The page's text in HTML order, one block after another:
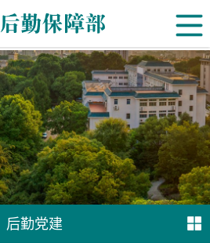
后勤党建